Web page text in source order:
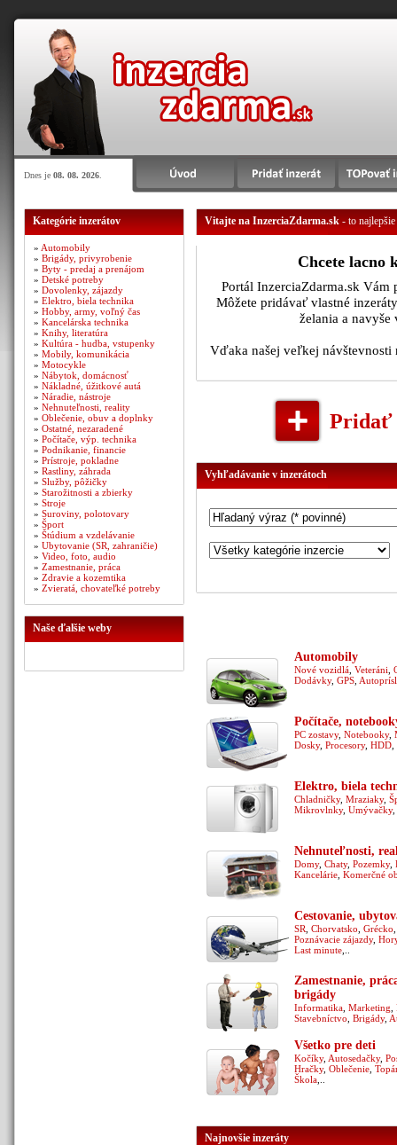
Dnes je 08. 08. 2026
Kategórie inzerátov
» Automobily
» Brigády, privyrobenie
» Byty - predaj a prenájom
» Detské potreby
» Dovolenky, zájazdy
» Elektro, biela technika
» Hobby, army, voľný čas
» Kancelárska technika
» Knihy, literatúra
» Kultúra - hudba, vstupenky
» Mobily, komunikácia
» Motocykle
» Nábytok, domácnosť
» Nákladné, úžitkové autá
» Náradie, nástroje
» Nehnuteľnosti, reality
» Oblečenie, obuv a doplnky
» Ostatné, nezaradené
» Počítače, výp. technika
» Podnikanie, financie
» Prístroje, pokladne
» Rastliny, záhrada
» Služby, pôžičky
» Starožitnosti a zbierky
» Stroje
» Suroviny, polotovary
» Šport
» Štúdium a vzdelávanie
» Ubytovanie (SR, zahraničie)
» Video, foto, audio
» Zamestnanie, práca
» Zdravie a kozemtika
» Zvieratá, chovateľké potreby
Naše ďalšie weby
Vitajte na InzerciaZdarma.sk- to najlepšie
Chcete lacno
Portál InzerciaZdarma.sk
Môžete pridávať vlastné
želania a
Vďaka našej veľkej návštevnosti
Pridať
Vyhľadávanie v inzerátoch
Automobily
Nové vozidlá Veteráni
Dodávky, GPS
Počítače,
PC zostavy, Notebooky,
Dosky, Procesory, HDD
Elektro, biela
Chladničky, Mraziaky,
Mikrovlnky, Umývačky,
Nehnuteľnosti,
Domy, Chaty, Pozemky,
Kancelárie Komerčné
Cestovanie,
SR Chorvatsko Grécko
Poznávacie zájazdy,
Last minute
Zamestnanie,
brigády
Informatika Marketing
Stavebníctvo Brigády,
Všetko pre deti
Kočíky, Autosedačky,
Hračky, Oblečenie
Škola
Najnovšie inzeráty